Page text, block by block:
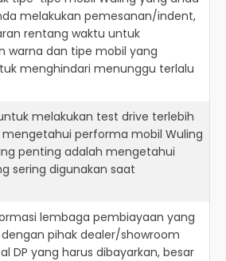
melakukan pemesanan/indent,
rentang waktu untuk
warna dan tipe mobil yang
menghindari menunggu terlalu
melakukan test drive terlebih
performa mobil Wuling
penting adalah mengetahui
sering digunakan saat
lembaga pembiayaan yang
pihak dealer/showroom
DP yang harus dibayarkan, besar